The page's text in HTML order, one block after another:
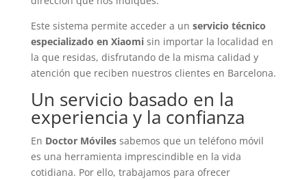
Este sistema permite acceder a un servicio técnico
especializado en Xiaomisin importar la localidad en
la que residas, disfrutando de la misma calidad y
atención que reciben nuestros clientes en Barcelona.
Un servicio basado en la
experiencia y la confianza
En Doctor Móvilessabemos que un teléfono móvil
es una herramienta imprescindible en la vida
cotidiana. Por ello, trabajamos para ofrecer